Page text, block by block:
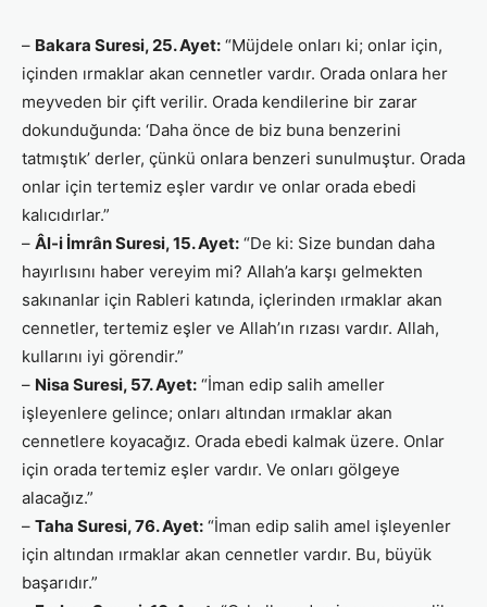
– Bakara Suresi, 25. Ayet: “Müjdele onları ki; onlar için,
içinden ırmaklar akan cennetler vardır. Orada onlara her
meyveden bir çift verilir. Orada kendilerine bir zarar
dokunduğunda: ‘Daha önce de biz buna benzerini
tatmıştık’ derler, çünkü onlara benzeri sunulmuştur. Orada
onlar için tertemiz eşler vardır ve onlar orada ebedi
kalıcıdırlar.”
– Âl-i İmrân Suresi, 15. Ayet: “De ki: Size bundan daha
hayırlısını haber vereyim mi? Allah’a karşı gelmekten
sakınanlar için Rableri katında, içlerinden ırmaklar akan
cennetler, tertemiz eşler ve Allah’ın rızası vardır. Allah,
kullarını iyi görendir.”
– Nisa Suresi, 57. Ayet: “İman edip salih ameller
işleyenlere gelince; onları altından ırmaklar akan
cennetlere koyacağız. Orada ebedi kalmak üzere. Onlar
için orada tertemiz eşler vardır. Ve onları gölgeye
alacağız.”
– Taha Suresi, 76. Ayet: “İman edip salih amel işleyenler
için altından ırmaklar akan cennetler vardır. Bu, büyük
başarıdır.”